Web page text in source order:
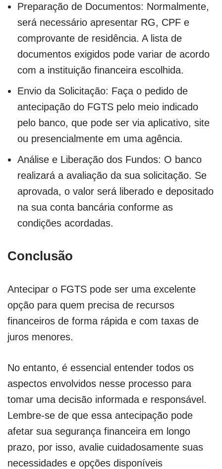
Preparação de Documentos: Normalmente,
será necessário apresentar RG, CPF e
comprovante de residência. A lista de
documentos exigidos pode variar de acordo
com a instituição financeira escolhida.
Envio da Solicitação: Faça o pedido de
antecipação do FGTS pelo meio indicado
pelo banco, que pode ser via aplicativo, site
ou presencialmente em uma agência.
Análise e Liberação dos Fundos: O banco
realizará a avaliação da sua solicitação. Se
aprovada, o valor será liberado e depositado
na sua conta bancária conforme as
condições acordadas.
Conclusão
Antecipar o FGTS pode ser uma excelente
opção para quem precisa de recursos
financeiros de forma rápida e com taxas de
juros menores.
No entanto, é essencial entender todos os
aspectos envolvidos nesse processo para
tomar uma decisão informada e responsável.
Lembre-se de que essa antecipação pode
afetar sua segurança financeira em longo
prazo, por isso, avalie cuidadosamente suas
necessidades e opções disponíveis